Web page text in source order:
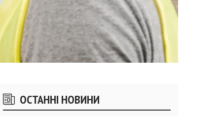
Бічні
віджети
ОСТАННІ НОВИНИ